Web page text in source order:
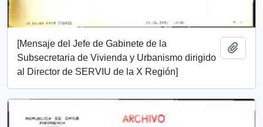
[Mensaje del Jefe de Gabinete de la
Subsecretaria de Vivienda y Urbanismo dirigido
al Director de SERVIU de la X Región]